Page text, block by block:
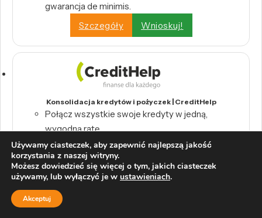
gwarancja de minimis.
Szczegóły
Wnioskuj!
Konsolidacja kredytów i pożyczek | CreditHelp
Połącz wszystkie swoje kredyty w jedną,
wygodną ratę.
Odbierz swoje pieniądze z tytułu nadpłat
bankowych.
Wystarczy raport BIK, by skorzystać z
konsolidacji.
Używamy ciasteczek, aby zapewnić najlepszą jakość
korzystania z naszej witryny.
Możesz dowiedzieć się więcej o tym, jakich ciasteczek
używamy, lub wyłączyć je w ustawieniach.
Akceptuj